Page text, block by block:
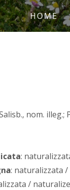
HOME
nom.
:
: naturalizzata
/